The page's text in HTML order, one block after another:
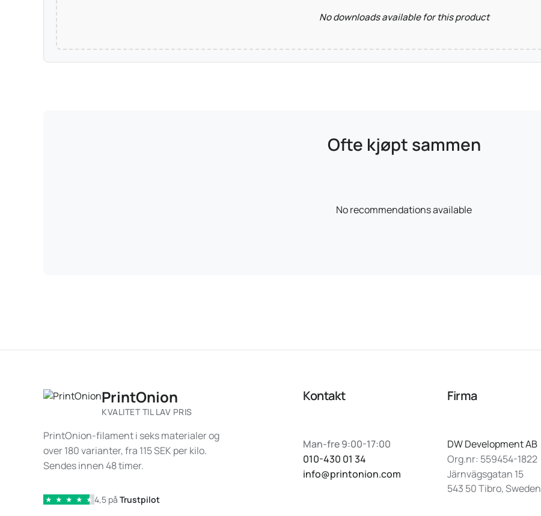
No downloads available for this product
Ofte kjøpt sammen
No recommendations available
PrintOnion
KVALITET TIL LAV PRIS
PrintOnion-filament i seks materialer og
over 180 varianter, fra 115 SEK per kilo.
Sendes innen 48 timer.
★ ★ ★ ★ ★ 4,5 på Trustpilot
Kontakt
Man-fre 9:00-17:00
010-430 01 34
info@printonion.com
Firma
DW Development AB
Org.nr: 559454-1822
Järnvägsgatan 15
543 50 Tibro, Sweden